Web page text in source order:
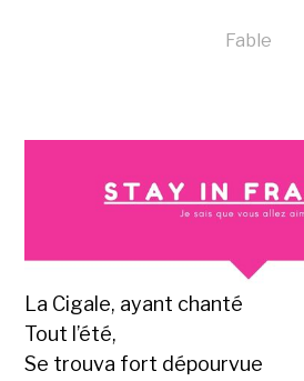
Fable
La Cigale, ayant chanté
Tout l’été,
Se trouva fort dépourvue